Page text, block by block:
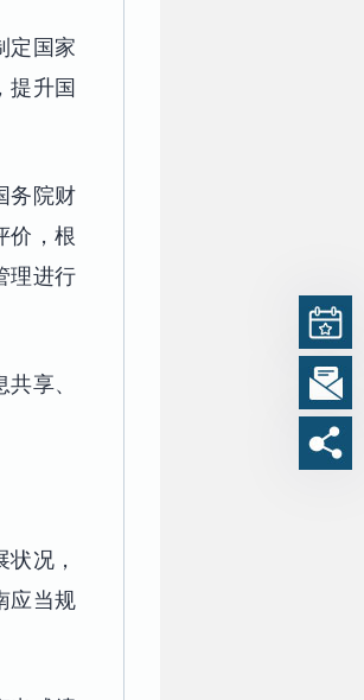
定国家
提升国
务院财
价，根
理进行
享、
况，
应当规